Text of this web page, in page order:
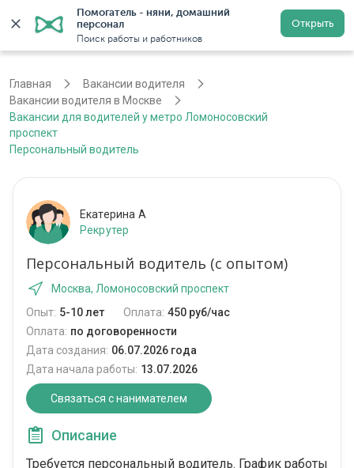
Помогатель - няни, домашний
персонал
Поиск работы и работников
Открыть
Регистрация
Главная
Вакансии водителя
Вакансии водителя в Москве
Вакансии для водителей у метро Ломоносовский
проспект
Персональный водитель
Екатерина А
Рекрутер
Персональный водитель (с опытом)
Москва, Ломоносовский проспект
Опыт: 5-10 лет Оплата: 450 руб/час
Оплата: по договоренности
Дата создания: 06.07.2026 года
Дата начала работы: 13.07.2026
Связаться с нанимателем
Описание
Требуется персональный водитель. График работы